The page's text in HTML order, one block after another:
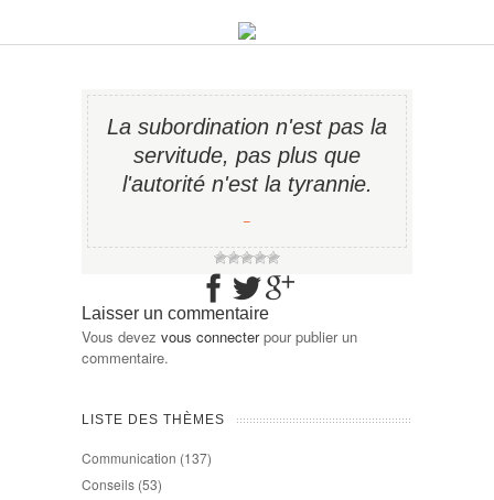
La subordination n'est pas la
servitude, pas plus que
l'autorité n'est la tyrannie.
−
Laisser un commentaire
Vous devez vous connecterpour publier un
commentaire.
LISTE DES THÈMES
Communication (137)
Conseils (53)